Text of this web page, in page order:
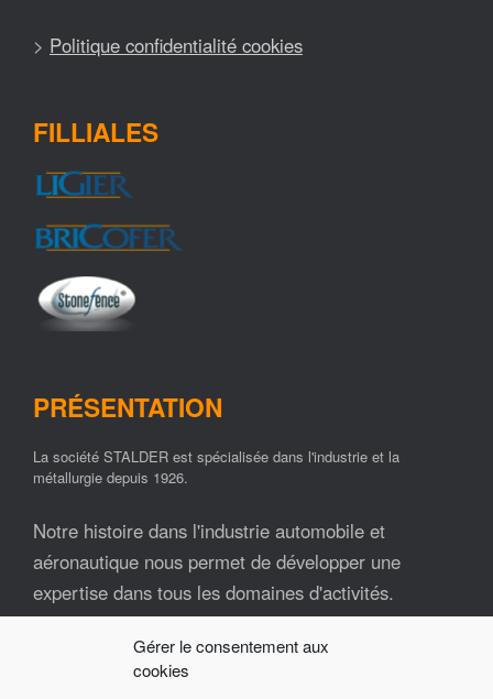
Gérer le consentement aux
cookies
> Politique confidentialité cookies
FILLIALES
PRÉSENTATION
La société STALDER est spécialisée dans l'industrie et la
métallurgie depuis 1926.
Notre histoire dans l'industrie automobile et
aéronautique nous permet de développer une
expertise dans tous les domaines d'activités.
Nos ressources matérielles et humaines font de la
société STALDER un partenaire industriel fiable et